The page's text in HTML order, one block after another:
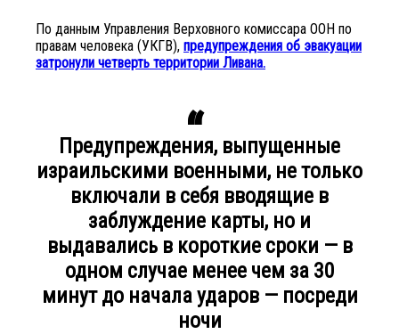
По данным Управления Верховного комиссара ООН по
правам человека (УКГВ), предупреждения об эвакуации
затронули четверть территории Ливана.
Предупреждения, выпущенные
израильскими военными, не только
включали в себя вводящие в
заблуждение карты, но и
выдавались в короткие сроки — в
одном случае менее чем за 30
минут до начала ударов — посреди
ночи